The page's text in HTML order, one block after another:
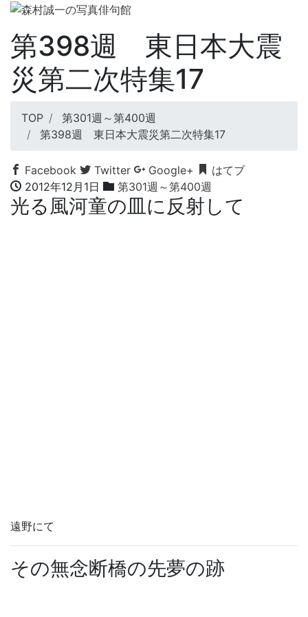
第398週 東日本大震
災第二次特集17
TOP
第301週～第400週
第398週 東日本大震災第二次特集17
Facebook Twitter Google+
はてブ
2012年12月1日
第301週～第400週
光る風河童の皿に反射して
遠野にて
その無念断橋の先夢の跡